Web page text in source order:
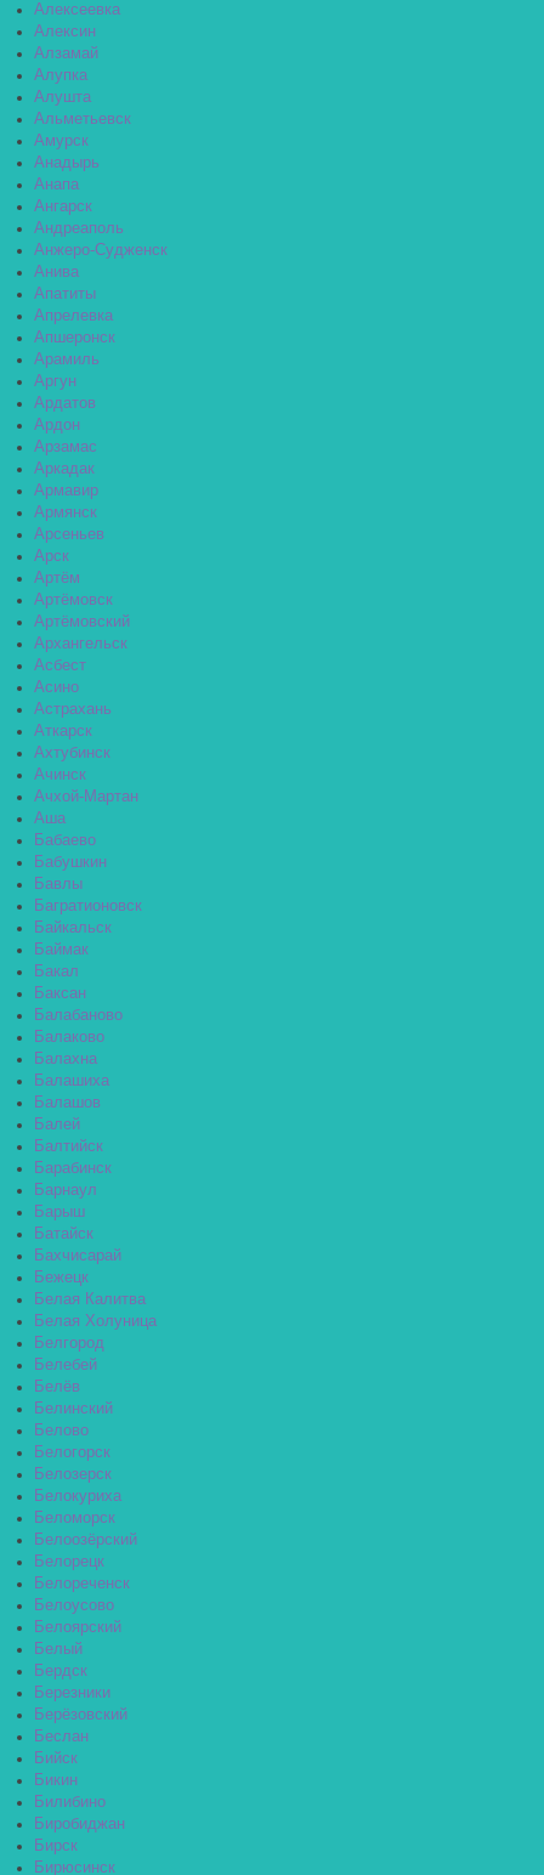
Алексеевка
Алексин
Алзамай
Алупка
Алушта
Альметьевск
Амурск
Анадырь
Анапа
Ангарск
Андреаполь
Анжеро-Судженск
Анива
Апатиты
Апрелевка
Апшеронск
Арамиль
Аргун
Ардатов
Ардон
Арзамас
Аркадак
Армавир
Армянск
Арсеньев
Арск
Артём
Артёмовск
Артёмовский
Архангельск
Асбест
Асино
Астрахань
Аткарск
Ахтубинск
Ачинск
Ачхой-Мартан
Аша
Бабаево
Бабушкин
Бавлы
Багратионовск
Байкальск
Баймак
Бакал
Баксан
Балабаново
Балаково
Балахна
Балашиха
Балашов
Балей
Балтийск
Барабинск
Барнаул
Барыш
Батайск
Бахчисарай
Бежецк
Белая Калитва
Белая Холуница
Белгород
Белебей
Белёв
Белинский
Белово
Белогорск
Белозерск
Белокуриха
Беломорск
Белоозёрский
Белорецк
Белореченск
Белоусово
Белоярский
Белый
Бердск
Березники
Берёзовский
Беслан
Бийск
Бикин
Билибино
Биробиджан
Бирск
Бирюсинск